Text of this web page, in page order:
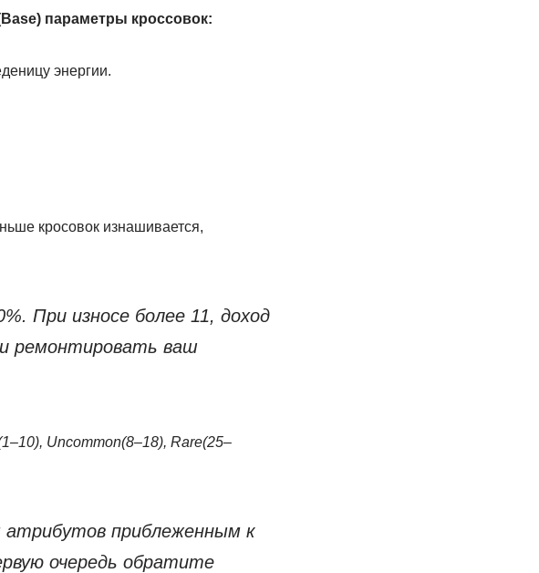
параметры кроссовок:
энергии.
кросовок изнашивается,
При износе более 11, доход
ремонтировать ваш
Uncommon(8–18), Rare(25–
атрибутов приблеженным к
очередь обратите